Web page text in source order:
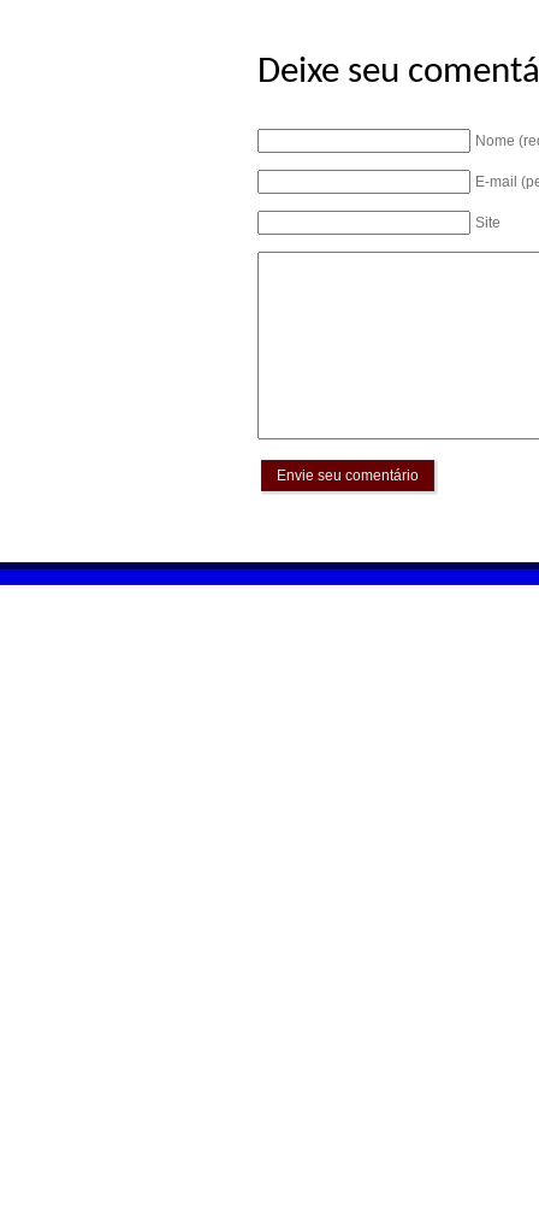
Deixe seu
Nome
E-mail
Site
Envie seu comentário